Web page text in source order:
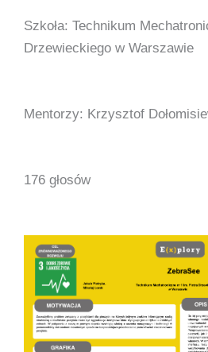
Szkoła: Technikum
Drzewieckiego w Warszawie
Mentorzy: Krzysztof
176 głosów